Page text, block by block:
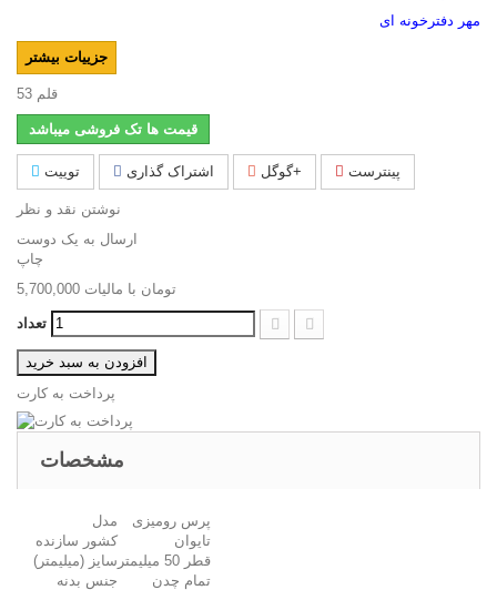
مهر دفترخونه ای
جزییات بیشتر
53 قلم
قیمت ها تک فروشی میباشد
توییت اشتراک گذاری گوگل+ پینترست
نوشتن نقد و نظر
ارسال به یک دوست
چاپ
5,700,000 تومان با ماليات
تعداد
افزودن به سبد خرید
پرداخت به کارت
مشخصات
مدل
پرس رومیزی
کشور سازنده
تایوان
سایز (میلیمتر)
قطر 50 میلیمتر
جنس بدنه
تمام چدن